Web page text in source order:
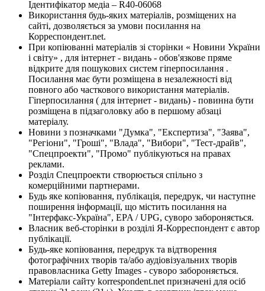
Ідентифікатор медіа – R40-06068
Використання будь-яких матеріалів, розміщених на
сайті, дозволяється за умови посилання на
Корреспондент.net.
При копіюванні матеріалів зі сторінки « Новини України
і світу» , для інтернет - видань - обов'язкове пряме
відкрите для пошукових систем гіперпосилання .
Посилання має бути розміщена в незалежності від
повного або часткового використання матеріалів.
Гіперпосилання ( для інтернет - видань) - повинна бути
розміщена в підзаголовку або в першому абзаці
матеріалу.
Новини з позначками "Думка", "Експертиза", "Заява",
"Регіони", "Гроші", "Влада", "Вибори", "Тест-драйв",
"Спецпроекти", "Промо" публікуються на правах
реклами.
Розділ Спецпроекти створюється спільно з
комерційними партнерами.
Будь яке копіювання, публікація, передрук, чи наступне
поширення інформації, що містить посилання на
"Інтерфакс-Україна", EPA / UPG, суворо забороняється.
Власник веб-сторінки в розділі Я-Корреспондент є автор
публікації.
Будь-яке копіювання, передрук та відтворення
фотографічних творів та/або аудіовізуальних творів
правовласника Getty Images - суворо забороняється.
Матеріали сайту korrespondent.net призначені для осіб